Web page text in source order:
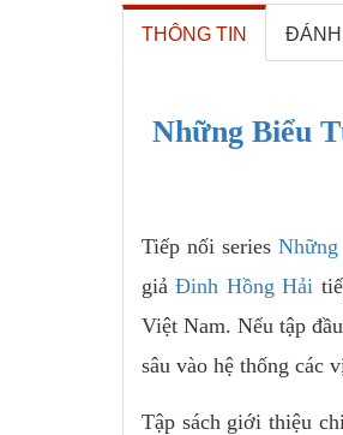
THÔNG TIN ĐÁNH
Những Biểu
Tiếp nối series
giảĐinh Hồng Hải
Việt Nam. Nếu tập
sâu vào hệ thống các
Tập sách giới thiệu